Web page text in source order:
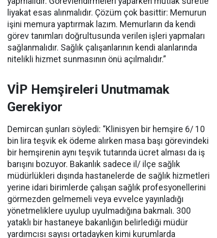
liyakat esas alınmalıdır. Çözüm çok basittir: Memurun
işini memura yaptırmak lazım. Memurların da kendi
görev tanımları doğrultusunda verilen işleri yapmaları
sağlanmalıdır. Sağlık çalışanlarının kendi alanlarında
nitelikli hizmet sunmasının önü açılmalıdır.”
VİP Hemşireleri Unutmamak
Gerekiyor
Demircan şunları söyledi: “Klinisyen bir hemşire 6/ 10
bin lira teşvik ek ödeme alırken masa başı görevindeki
bir hemşirenin aynı teşvik tutarında ücret alması da iş
barışını bozuyor. Bakanlık sadece il/ ilçe sağlık
müdürlükleri dışında hastanelerde de sağlık hizmetleri
yerine idari birimlerde çalışan sağlık profesyonellerini
görmezden gelmemeli veya evvelce yayınladığı
yönetmeliklere uyulup uyulmadığına bakmalı. 300
yataklı bir hastaneye bakanlığın belirlediği müdür
yardımcısı sayısı ortadayken kimi kurumlarda